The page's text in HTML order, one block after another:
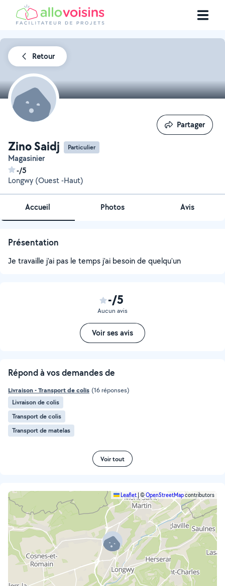
Retour
Zino Saidj Particulier
Magasinier
-/5
Longwy (Ouest -Haut)
Partager
Partager
Accueil Photos Avis
Présentation
Je travaille j'ai pas le temps j'ai besoin de quelqu'un
-/5
Aucun avis
Voir ses avis
Répond à vos demandes de
Livraison - Transport de colis (16 réponses)
Livraison de colis
Transport de colis
Transport de matelas
Voir tout
Leaflet|©OpenStreetMapcontributors